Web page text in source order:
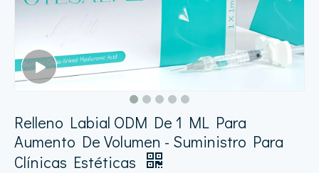
Relleno Labial ODM De 1 ML Para
Aumento De Volumen - Suministro Para
Clínicas Estéticas